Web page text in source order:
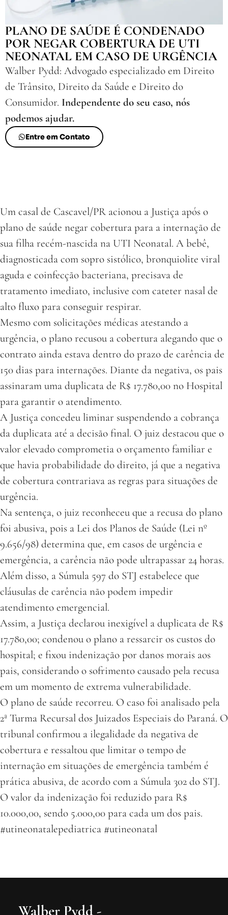
PLANO DE SAÚDE É CONDENADO
POR NEGAR COBERTURA DE UTI
NEONATAL EM CASO DE URGÊNCIA
Walber Pydd: Advogado especializado em Direito
de Trânsito, Direito da Saúde e Direito do
Consumidor. Independente do seu caso, nós
podemos ajudar.
Entre em Contato
Um casal de Cascavel/PR acionou a Justiça após o
plano de saúde negar cobertura para a internação de
sua filha recém-nascida na UTI Neonatal. A bebê,
diagnosticada com sopro sistólico, bronquiolite viral
aguda e coinfecção bacteriana, precisava de
tratamento imediato, inclusive com cateter nasal de
alto fluxo para conseguir respirar.
Mesmo com solicitações médicas atestando a
urgência, o plano recusou a cobertura alegando que o
contrato ainda estava dentro do prazo de carência de
150 dias para internações. Diante da negativa, os pais
assinaram uma duplicata de R$ 17.780,00 no Hospital
para garantir o atendimento.
A Justiça concedeu liminar suspendendo a cobrança
da duplicata até a decisão final. O juiz destacou que o
valor elevado comprometia o orçamento familiar e
que havia probabilidade do direito, já que a negativa
de cobertura contrariava as regras para situações de
urgência.
Na sentença, o juiz reconheceu que a recusa do plano
foi abusiva, pois a Lei dos Planos de Saúde (Lei nº
9.656/98) determina que, em casos de urgência e
emergência, a carência não pode ultrapassar 24 horas.
Além disso, a Súmula 597 do STJ estabelece que
cláusulas de carência não podem impedir
atendimento emergencial.
Assim, a Justiça declarou inexigível a duplicata de R$
17.780,00; condenou o plano a ressarcir os custos do
hospital; e fixou indenização por danos morais aos
pais, considerando o sofrimento causado pela recusa
em um momento de extrema vulnerabilidade.
O plano de saúde recorreu. O caso foi analisado pela
2ª Turma Recursal dos Juizados Especiais do Paraná. O
tribunal confirmou a ilegalidade da negativa de
cobertura e ressaltou que limitar o tempo de
internação em situações de emergência também é
prática abusiva, de acordo com a Súmula 302 do STJ.
O valor da indenização foi reduzido para R$
10.000,00, sendo 5.000,00 para cada um dos pais.
#utineonatalepediatrica #utineonatal
Walber Pydd -